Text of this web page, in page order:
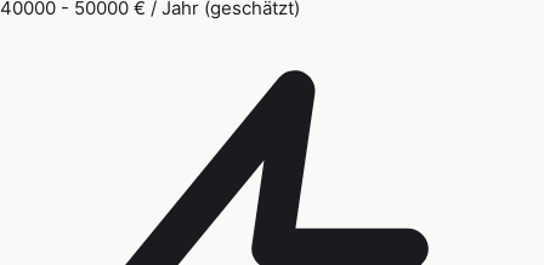
40000 - 50000 € / Jahr (geschätzt)